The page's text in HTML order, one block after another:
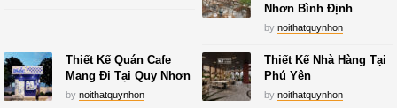
Nhơn Bình Định
bynoithatquynhon
Thiết Kế Quán Cafe
Mang Đi Tại Quy Nhơn
bynoithatquynhon
Thiết Kế Nhà Hàng Tại
Phú Yên
bynoithatquynhon